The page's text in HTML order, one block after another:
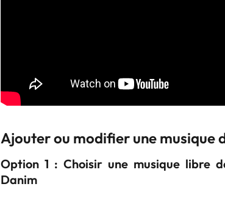
Ajouter ou modifier une musique
Option 1 : Choisir une musique libre
Danim